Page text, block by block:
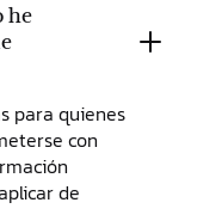
he
para quienes
con
de